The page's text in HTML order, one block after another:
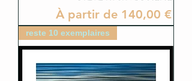
À partir de 140,00 €
Prix promotionnel
reste 10 exemplaires